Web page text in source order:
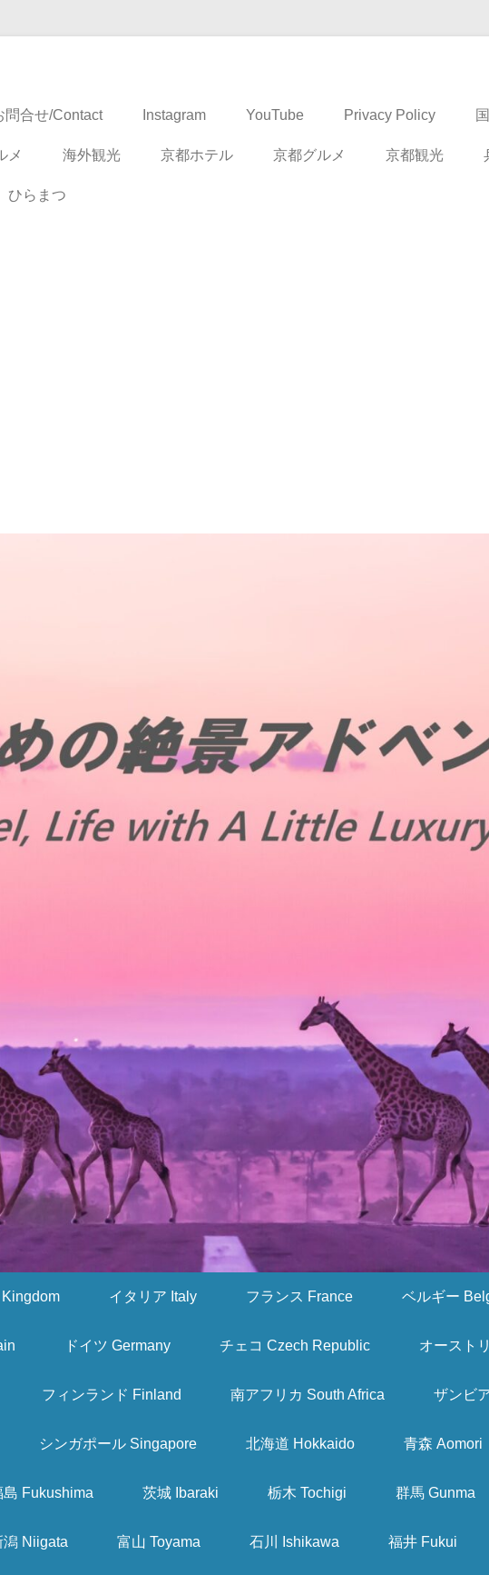
問合せ/Contact Instagram YouTube Privacy Policy
メ 海外観光 京都ホテル 京都グルメ 京都観光
ひらまつ
イタリア Italy フランス France ベルギー
ドイツ Germany チェコ Czech Republic オースト
フィンランド Finland 南アフリカ South Africa ザンビ
シンガポール Singapore 北海道 Hokkaido 青森 Aomori
島 Fukushima 茨城 Ibaraki 栃木 Tochigi 群馬 Gunma
潟 Niigata 富山 Toyama 石川 Ishikawa 福井 Fukui